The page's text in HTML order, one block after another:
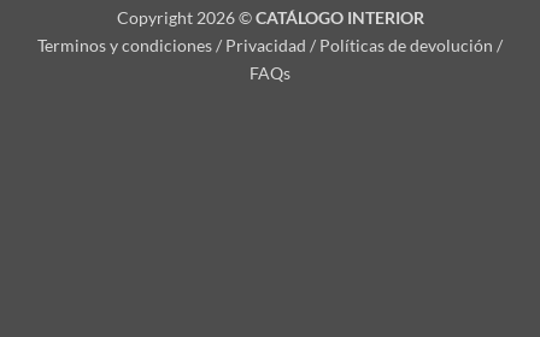
Copyright 2026 ©CATÁLOGO INTERIOR
Terminos y condiciones / Privacidad / Políticas de devolución /
FAQs